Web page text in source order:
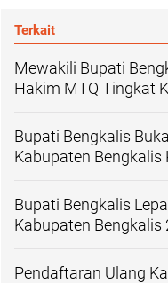
Terkait
Mewakili Bupati
Hakim MTQ Tingkat
Bupati Bengkalis
Kabupaten Bengkalis
Bupati Bengkalis
Kabupaten Bengkalis
Pendaftaran Ulang